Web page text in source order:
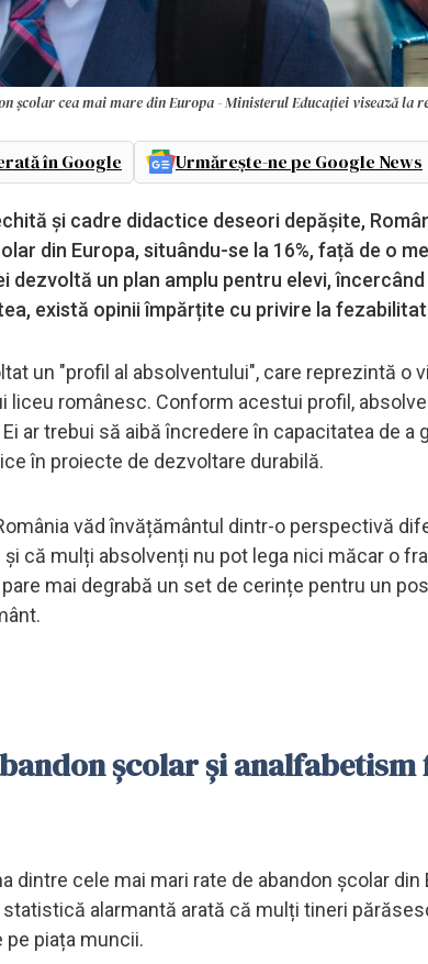
școlar cea mai mare din Europa - Ministerul Educației visează la
în Google Urmărește-ne pe Google News
și cadre didactice deseori depășite,
din Europa, situându-se la 16%, față de o
dezvoltă un plan amplu pentru elevi,
există opinii împărțite cu privire la
un "profil al absolventului", care reprezintă o
liceu românesc. Conform acestui profil,
ar trebui să aibă încredere în capacitatea de
în proiecte de dezvoltare durabilă.
văd învățământul dintr-o perspectivă
că mulți absolvenți nu pot lega nici măcar o
mai degrabă un set de cerințe pentru un
școlar și
dintre cele mai mari rate de abandon școlar din
statistică alarmantă arată că mulți tineri
piața muncii.